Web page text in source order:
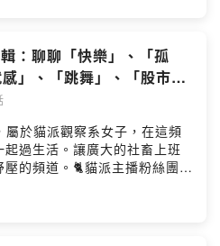
event/2504221341243955
你是不是也有這些經驗？🔸
？🔸 花了很多時間說明，團
理念明明很好，卻總被誤
法建立信任與成交？不是你不
真正「有力量的說話方
三個溝通關鍵步驟：1️⃣ 啟動
方在意什麼，溝通少繞遠路
然有磁場，讓人信任、靠
回吐⋯剩多少⋯Powered by
：聊聊「快樂」、「孤
」、「跳舞」、「股市」
於貓派觀察系女子，在這頻
過生活。讓廣大的社畜上班
的頻道。🐈貓派主播粉絲團
餵食貓派主